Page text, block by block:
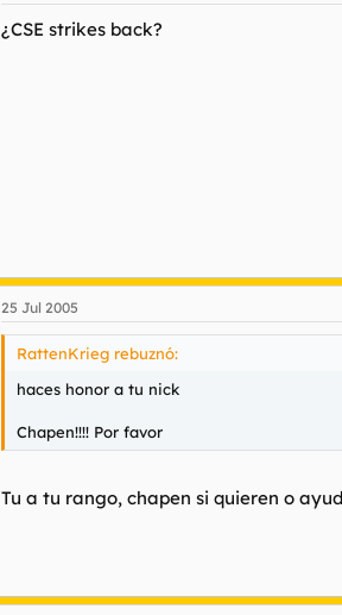
¿CSE strikes back?
25 Jul 2005
RattenKrieg rebuznó:
haces honor a tu nick
Chapen!!!! Por favor
Tu a tu rango, chapen si quieren o